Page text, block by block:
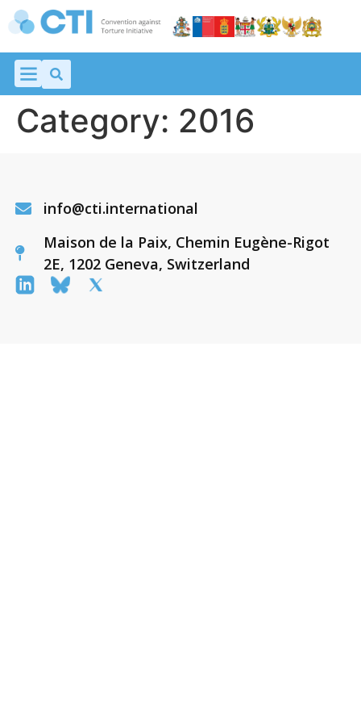
Category: 2016
info@cti.international
Maison de la Paix, Chemin Eugène-Rigot
2E, 1202 Geneva, Switzerland